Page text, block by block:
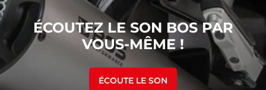
ÉCOUTEZ LE SON BOS PAR
VOUS-MÊME !
ÉCOUTE LE SON